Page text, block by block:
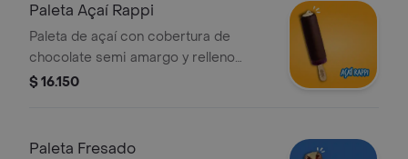
Paleta Açaí Rappi
Paleta de açaí con cobertura de
chocolate semi amargo y relleno
lechísimo.
$ 16.150
Paleta Fresado